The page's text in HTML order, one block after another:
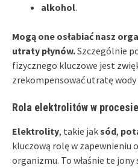
alkohol.
Mogą one osłabiać nasz
utraty płynów.Szczególnie
fizycznego kluczowe jest
zrekompensować utratę
Rola elektrolitów w
Elektrolity, takie jaksód,
kluczową rolę w zapewnieniu
organizmu. To właśnie te